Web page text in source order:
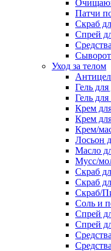
Патчи
Скраб
Спрей
Уход за телом
Гель
Гель
Крем
Крем
Крем/
Лосьон
Масло
Мусс/
Скраб
Скраб
Скраб/
Соль и
Спрей
Спрей